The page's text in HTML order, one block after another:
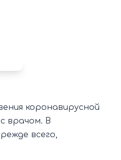
коронавирусной
врачом. В
всего,